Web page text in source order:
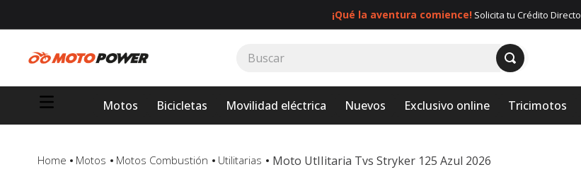
¡Qué la aventura comience!Solicita tu Crédito Directo
Motos Bicicletas Movilidad eléctrica Nuevos Exclusivo online Tricimotos
Motos Motos Combustión Utilitarias Moto UtIIitaria Tvs Stryker 125 Azul 2026
TÉRMINOS MÁS BUSCADOS
loncin
3.
scooter